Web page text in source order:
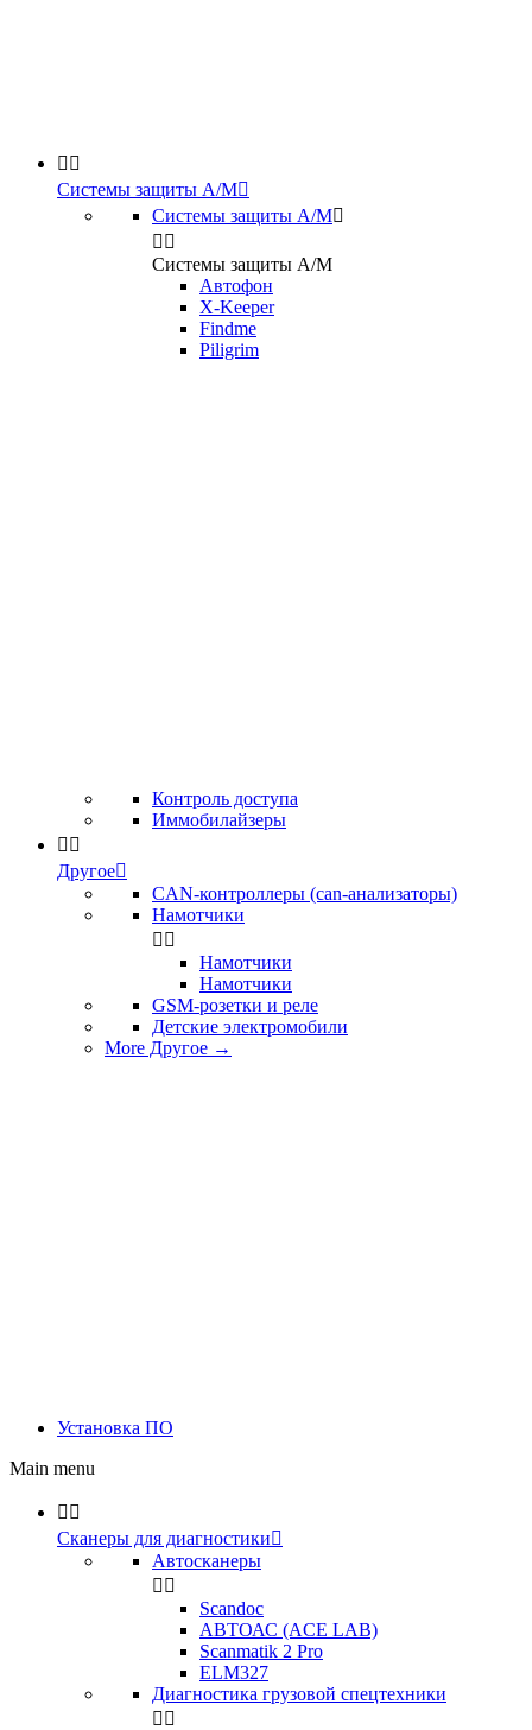
 
Системы защиты А/М
Системы защиты А/М
 
Системы защиты А/М
Автофон
X-Keeper
Findme
Piligrim
Контроль доступа
Иммобилайзеры
 
Другое
CAN-контроллеры (can-анализаторы)
Намотчики
 
Намотчики
Намотчики
GSM-розетки и реле
Детские электромобили
More Другое →
Установка ПО
Main menu
 
Сканеры для диагностики
Автосканеры
 
Scandoc
АВТОАС (ACE LAB)
Scanmatik 2 Pro
ELM327
Диагностика грузовой спецтехники
 